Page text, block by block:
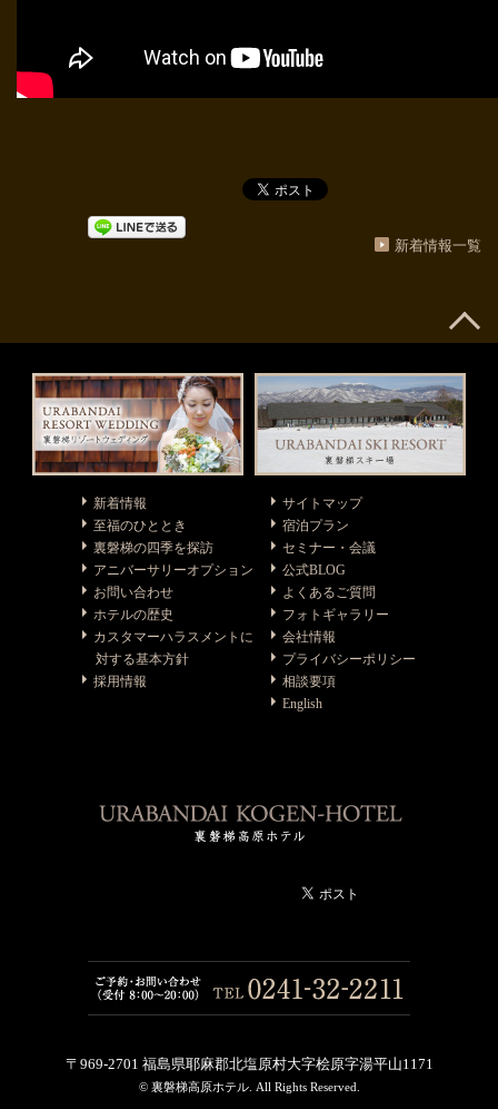
新着情報一覧
新着情報
至福のひととき
裏磐梯の四季を探訪
アニバーサリーオプション
お問い合わせ
ホテルの歴史
カスタマーハラスメントに
対する基本方針
採用情報
サイトマップ
宿泊プラン
セミナー・会議
公式BLOG
よくあるご質問
フォトギャラリー
会社情報
プライバシーポリシー
相談要項
English
〒969-2701 福島県耶麻郡北塩原村大字桧原字湯平山1171
© 裏磐梯高原ホテル. All Rights Reserved.